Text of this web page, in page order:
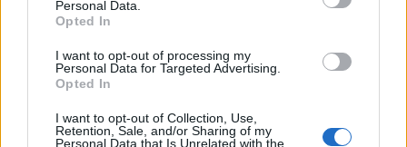
Personal Data.
Opted In
I want to opt-out of processing my
Personal Data for Targeted Advertising.
Opted In
I want to opt-out of Collection, Use,
Retention, Sale, and/or Sharing of my
Personal Data that Is Unrelated with the
ζωή του 26χρονου Αφγανού μετά τη δολοφονία
στην Κυψέλη
07.08.2026 ΓΙΏΡΓΟΣ ΓΕΩΡΓΑΚΌΠΟΥΛΟΣ